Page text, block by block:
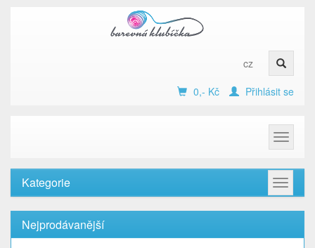
cz
0,- Kč Přihlásit se
Toggle
Toggle
Kategorie
Nejprodávanější